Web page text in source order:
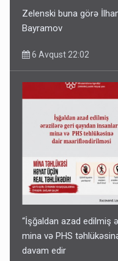
Zelenski buna görə
Bayramov
6 Avqust 22:02
“İşğaldan azad edilmiş
mina və PHS
davam edir